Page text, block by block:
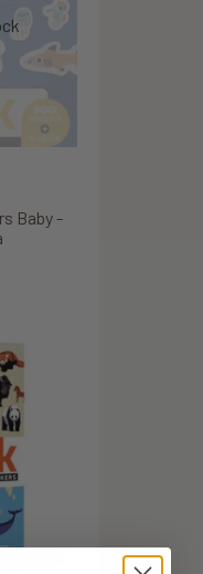
Baby -